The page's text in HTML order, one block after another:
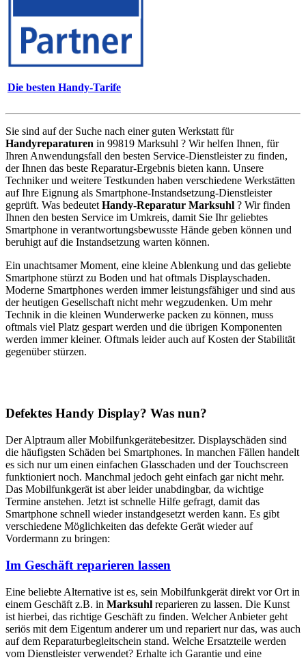
Die besten Handy-Tarife
Sie sind auf der Suche nach einer guten Werkstatt für
Handyreparaturen in 99819 Marksuhl ? Wir helfen Ihnen, für
Ihren Anwendungsfall den besten Service-Dienstleister zu finden,
der Ihnen das beste Reparatur-Ergebnis bieten kann. Unsere
Techniker und weitere Testkunden haben verschiedene Werkstätten
auf Ihre Eignung als Smartphone-Instandsetzung-Dienstleister
geprüft. Was bedeutet Handy-Reparatur Marksuhl ? Wir finden
Ihnen den besten Service im Umkreis, damit Sie Ihr geliebtes
Smartphone in verantwortungsbewusste Hände geben können und
beruhigt auf die Instandsetzung warten können.
Ein unachtsamer Moment, eine kleine Ablenkung und das geliebte
Smartphone stürzt zu Boden und hat oftmals Displayschaden.
Moderne Smartphones werden immer leistungsfähiger und sind aus
der heutigen Gesellschaft nicht mehr wegzudenken. Um mehr
Technik in die kleinen Wunderwerke packen zu können, muss
oftmals viel Platz gespart werden und die übrigen Komponenten
werden immer kleiner. Oftmals leider auch auf Kosten der Stabilität
gegenüber stürzen.
Defektes Handy Display? Was nun?
Der Alptraum aller Mobilfunkgerätebesitzer. Displayschäden sind
die häufigsten Schäden bei Smartphones. In manchen Fällen handelt
es sich nur um einen einfachen Glasschaden und der Touchscreen
funktioniert noch. Manchmal jedoch geht einfach gar nicht mehr.
Das Mobilfunkgerät ist aber leider unabdingbar, da wichtige
Termine anstehen. Jetzt ist schnelle Hilfe gefragt, damit das
Smartphone schnell wieder instandgesetzt werden kann. Es gibt
verschiedene Möglichkeiten das defekte Gerät wieder auf
Vordermann zu bringen:
Im Geschäft reparieren lassen
Eine beliebte Alternative ist es, sein Mobilfunkgerät direkt vor Ort in
einem Geschäft z.B. in Marksuhl reparieren zu lassen. Die Kunst
ist hierbei, das richtige Geschäft zu finden. Welcher Anbieter geht
seriös mit dem Eigentum anderer um und repariert nur das, was auch
auf dem Reparaturbegleitschein stand. Welche Ersatzteile werden
vom Dienstleister verwendet? Erhalte ich Garantie und eine